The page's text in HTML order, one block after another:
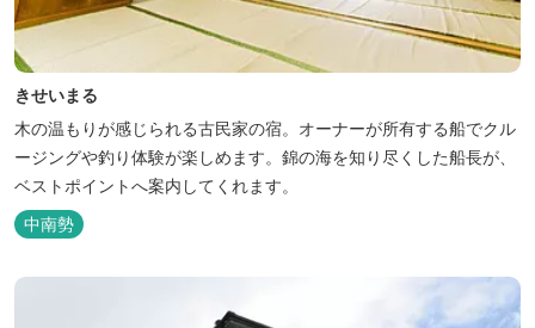
きせいまる
木の温もりが感じられる古民家の宿。オーナーが所有する船でクル
ージングや釣り体験が楽しめます。錦の海を知り尽くした船長が、
ベストポイントへ案内してくれます。
中南勢